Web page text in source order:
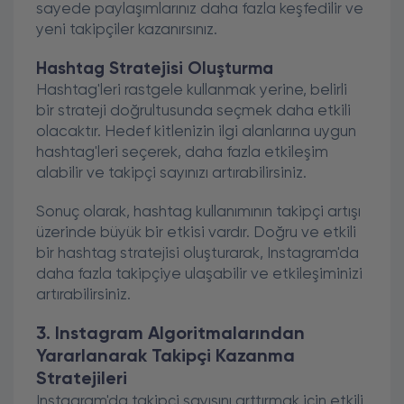
sayede paylaşımlarınız daha fazla keşfedilir ve
yeni takipçiler kazanırsınız.
Hashtag Stratejisi Oluşturma
Hashtag'leri rastgele kullanmak yerine, belirli
bir strateji doğrultusunda seçmek daha etkili
olacaktır. Hedef kitlenizin ilgi alanlarına uygun
hashtag'leri seçerek, daha fazla etkileşim
alabilir ve takipçi sayınızı artırabilirsiniz.
Sonuç olarak, hashtag kullanımının takipçi artışı
üzerinde büyük bir etkisi vardır. Doğru ve etkili
bir hashtag stratejisi oluşturarak, Instagram'da
daha fazla takipçiye ulaşabilir ve etkileşiminizi
artırabilirsiniz.
3. Instagram Algoritmalarından
Yararlanarak Takipçi Kazanma
Stratejileri